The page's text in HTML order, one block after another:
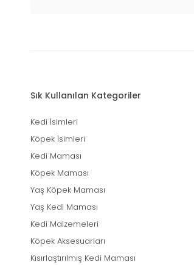
Sık Kullanılan Kategoriler
Kedi İsimleri
Köpek İsimleri
Kedi Maması
Köpek Maması
Yaş Köpek Maması
Yaş Kedi Maması
Kedi Malzemeleri
Köpek Aksesuarları
Kısırlaştırılmış Kedi Maması